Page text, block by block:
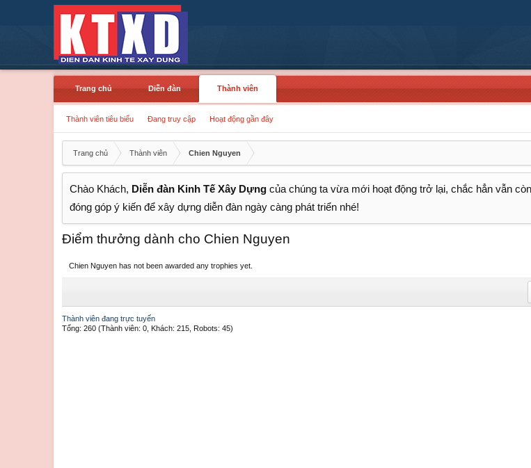
Trang chủ
Diễn đàn Thành viên
Thành viên tiêu biểu Đang truy cập Hoạt động gần đây
Trang chủ Thành viên Chien Nguyen
Chào Khách, Diễn đàn Kinh Tế Xây Dựng của chúng ta vừa mới hoạt động trở lại, chắc hẳn vẫn
đóng góp ý kiến để xây dựng diễn đàn ngày càng phát triển nhé!
Điểm thưởng dành cho Chien Nguyen
Chien Nguyen has not been awarded any trophies yet.
Thành viên đang trực tuyến
Tổng: 260 (Thành viên: 0, Khách: 215, Robots: 45)